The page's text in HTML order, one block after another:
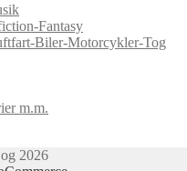
Fantasy
Biler-Motorcykler-Tog
m.m.
2026